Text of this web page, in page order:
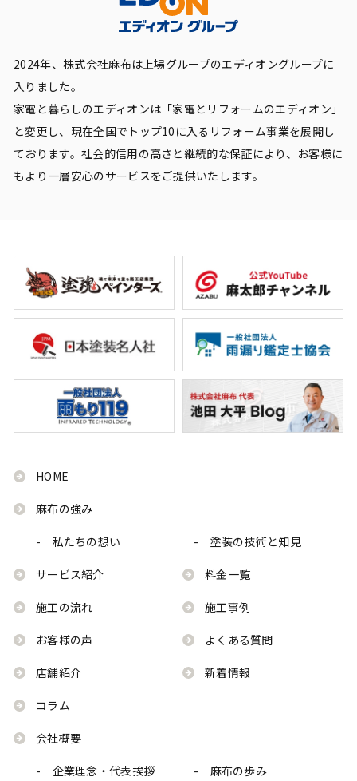
2024年、株式会社麻布は上場グループのエディオングループに
入りました。
家電と暮らしのエディオンは「家電とリフォームのエディオン」
と変更し、現在全国でトップ10に入るリフォーム事業を展開し
ております。社会的信用の高さと継続的な保証により、お客様に
もより一層安心のサービスをご提供いたします。
HOME
麻布の強み
- 私たちの想い - 塗装の技術と知見
サービス紹介 料金一覧
施工の流れ 施工事例
お客様の声 よくある質問
店舗紹介 新着情報
コラム
会社概要
- 企業理念・代表挨拶 - 麻布の歩み